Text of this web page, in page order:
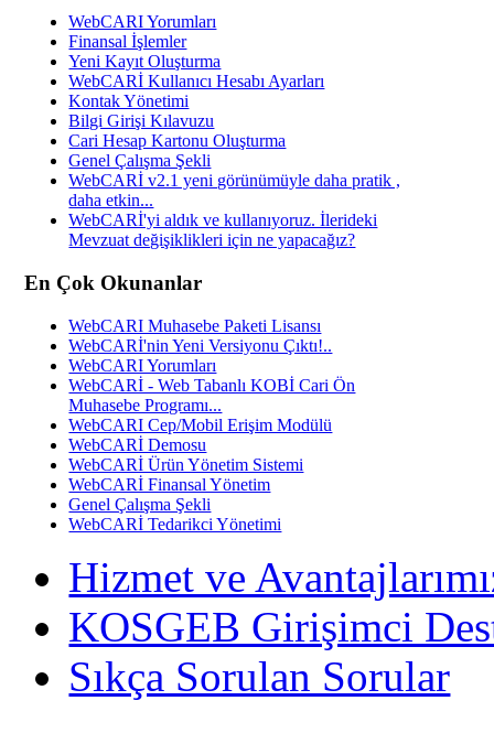
WebCARI Yorumları
Finansal İşlemler
Yeni Kayıt Oluşturma
WebCARİ Kullanıcı Hesabı Ayarları
Kontak Yönetimi
Bilgi Girişi Kılavuzu
Cari Hesap Kartonu Oluşturma
Genel Çalışma Şekli
WebCARİ v2.1 yeni görünümüyle daha pratik ,
daha etkin...
WebCARİ'yi aldık ve kullanıyoruz. İlerideki
Mevzuat değişiklikleri için ne yapacağız?
En Çok Okunanlar
WebCARI Muhasebe Paketi Lisansı
WebCARİ'nin Yeni Versiyonu Çıktı!..
WebCARI Yorumları
WebCARİ - Web Tabanlı KOBİ Cari Ön
Muhasebe Programı...
WebCARI Cep/Mobil Erişim Modülü
WebCARİ Demosu
WebCARİ Ürün Yönetim Sistemi
WebCARİ Finansal Yönetim
Genel Çalışma Şekli
WebCARİ Tedarikci Yönetimi
Hizmet ve
KOSGEB Girişimci
Sıkça Sorulan Sorular